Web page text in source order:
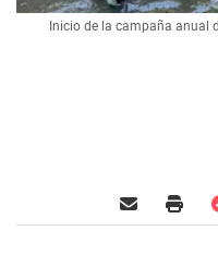
Inicio de la campaña anual